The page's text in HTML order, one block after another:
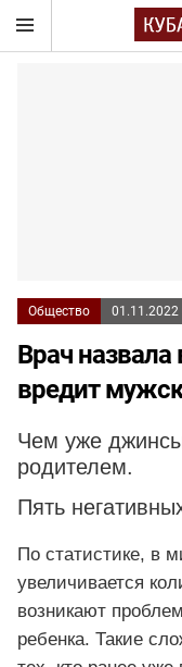
Общество 01.11.2022
Врач
вредит
Чем уже
родителем.
Пять
По статистике, в
увеличивается
возникают
ребенка. Такие